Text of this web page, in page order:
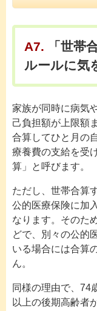
A7.
「世帯
ルールに気
家族が同時に病気
己負担額が上限額
合算してひと月の
療養費の支給を受
算」と呼びます。
ただし、世帯合算
公的医療保険に加
なります。そのた
どで、別々の公的
いる場合には合算
ん。
同様の理由で、74
以上の後期高齢者